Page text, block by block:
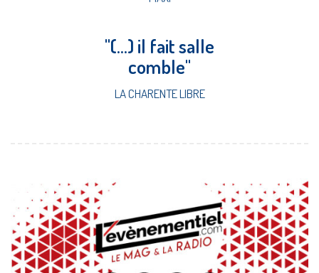
"(...) il fait salle
comble"
LA CHARENTE LIBRE